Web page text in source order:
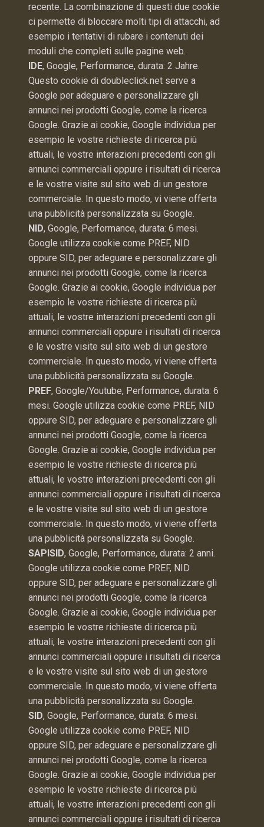
recente. La combinazione di questi due cookie
ci permette di bloccare molti tipi di attacchi, ad
esempio i tentativi di rubare i contenuti dei
moduli che completi sulle pagine web.
IDE, Google, Performance, durata: 2 Jahre.
Questo cookie di doubleclick.net serve a
Google per adeguare e personalizzare gli
annunci nei prodotti Google, come la ricerca
Google. Grazie ai cookie, Google individua per
esempio le vostre richieste di ricerca più
attuali, le vostre interazioni precedenti con gli
annunci commerciali oppure i risultati di ricerca
e le vostre visite sul sito web di un gestore
commerciale. In questo modo, vi viene offerta
una pubblicità personalizzata su Google.
NID, Google, Performance, durata: 6 mesi.
Google utilizza cookie come PREF, NID
oppure SID, per adeguare e personalizzare gli
annunci nei prodotti Google, come la ricerca
Google. Grazie ai cookie, Google individua per
esempio le vostre richieste di ricerca più
attuali, le vostre interazioni precedenti con gli
annunci commerciali oppure i risultati di ricerca
e le vostre visite sul sito web di un gestore
commerciale. In questo modo, vi viene offerta
una pubblicità personalizzata su Google.
PREF, Google/Youtube, Performance, durata: 6
mesi. Google utilizza cookie come PREF, NID
oppure SID, per adeguare e personalizzare gli
annunci nei prodotti Google, come la ricerca
Google. Grazie ai cookie, Google individua per
esempio le vostre richieste di ricerca più
attuali, le vostre interazioni precedenti con gli
annunci commerciali oppure i risultati di ricerca
e le vostre visite sul sito web di un gestore
commerciale. In questo modo, vi viene offerta
una pubblicità personalizzata su Google.
SAPISID, Google, Performance, durata: 2 anni.
Google utilizza cookie come PREF, NID
oppure SID, per adeguare e personalizzare gli
annunci nei prodotti Google, come la ricerca
Google. Grazie ai cookie, Google individua per
esempio le vostre richieste di ricerca più
attuali, le vostre interazioni precedenti con gli
annunci commerciali oppure i risultati di ricerca
e le vostre visite sul sito web di un gestore
commerciale. In questo modo, vi viene offerta
una pubblicità personalizzata su Google.
SID, Google, Performance, durata: 6 mesi.
Google utilizza cookie come PREF, NID
oppure SID, per adeguare e personalizzare gli
annunci nei prodotti Google, come la ricerca
Google. Grazie ai cookie, Google individua per
esempio le vostre richieste di ricerca più
attuali, le vostre interazioni precedenti con gli
annunci commerciali oppure i risultati di ricerca